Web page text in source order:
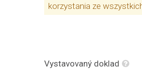
korzystania ze
Vystavovaný doklad